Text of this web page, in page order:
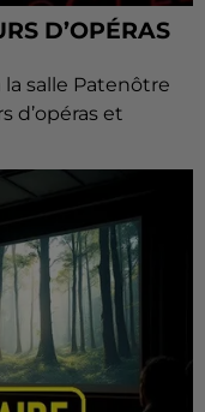
D’OPÉRAS
la salle Patenôtre
d’opéras et